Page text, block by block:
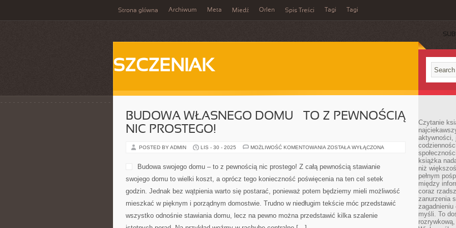
Strona główna Archiwum Meta Miedź Orlen Spis Treści Tagi Tagi
SZCZENIAK
BUDOWA WŁASNEGO DOMU – TO Z PEWNOŚCIĄ
NIC PROSTEGO!
POSTED BY ADMIN LIS - 30 - 2025 MOŻLIWOŚĆ KOMENTOWANIA BUDOWA
TO
PEWNOŚCIĄ
PROSTEGO!
ZOSTAŁA WYŁĄCZONA
Budowa swojego domu – to z pewnością nic prostego! Z całą pewnością stawianie
swojego domu to wielki koszt, a oprócz tego konieczność poświęcenia na ten cel setek
godzin. Jednak bez wątpienia warto się postarać, ponieważ potem będziemy mieli możliwość
mieszkać w pięknym i porządnym domostwie. Trudno w niedługim tekście móc przedstawić
wszystko odnośnie stawiania domu, lecz na pewno można przedstawić kilka szalenie
Czytanie
aktywności,
książka
niż
pełnym
między
coraz
zanurzenia
zagadnieniu
myśli. To